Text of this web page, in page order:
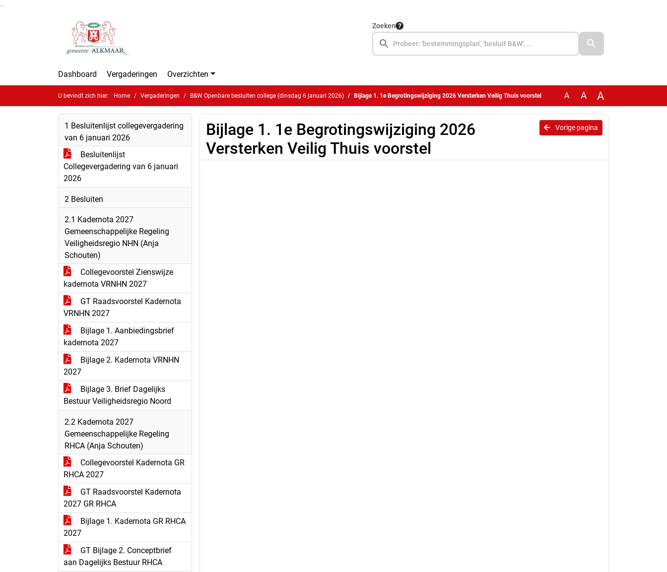
Zoeken
Dashboard Vergaderingen Overzichten
U bevindt zich hier: Home Vergaderingen B&W Openbare besluiten college (dinsdag 6 januari 2026) Bijlage 1. 1e Begrotingswijziging 2026 Versterken Veilig Thuis voorstel A A A
1 Besluitenlijst collegevergadering
van 6 januari 2026
Besluitenlijst
Collegevergadering van 6 januari
2026
2 Besluiten
2.1 Kadernota 2027
Gemeenschappelijke Regeling
Veiligheidsregio NHN (Anja
Schouten)
Collegevoorstel Zienswijze
kadernota VRNHN 2027
GT Raadsvoorstel Kadernota
VRNHN 2027
Bijlage 1. Aanbiedingsbrief
kadernota 2027
Bijlage 2. Kadernota VRNHN
2027
Bijlage 3. Brief Dagelijks
Bestuur Veiligheidsregio Noord
2.2 Kadernota 2027
Gemeenschappelijke Regeling
RHCA (Anja Schouten)
Collegevoorstel Kadernota GR
RHCA 2027
GT Raadsvoorstel Kadernota
2027 GR RHCA
Bijlage 1. Kadernota GR RHCA
2027
GT Bijlage 2. Conceptbrief
aan Dagelijks Bestuur RHCA
Vorige pagina
Bijlage 1. 1e Begrotingswijziging 2026
Versterken Veilig Thuis voorstel